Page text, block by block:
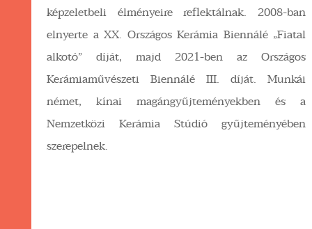
képzeletbeli élményeire reflektálnak. 2008-ban
elnyerte a XX. Országos Kerámia Biennálé „Fiatal
alkotó” díját, majd 2021-ben az Országos
Kerámiaművészeti Biennálé III. díját. Munkái
német, kínai magángyűjteményekben és a
Nemzetközi Kerámia Stúdió gyűjteményében
szerepelnek.